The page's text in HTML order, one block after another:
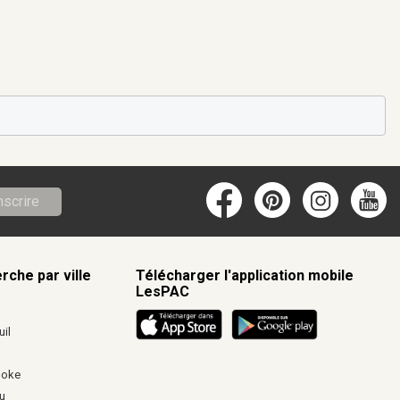
par ville
Télécharger l'application mobile
LesPAC